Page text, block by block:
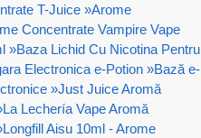
T-Juice »Arome
Concentrate Vampire Vape
»Baza Lichid Cu Nicotina Pentru
Electronica e-Potion »Bază e-
»Just Juice Aromă
La Lechería Vape Aromă
Longfill Aisu 10ml - Arome